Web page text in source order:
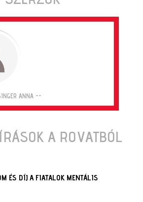
ANNA --
A ROVATBÓL
ÉS DÍJ A FIATALOK MENTÁLIS